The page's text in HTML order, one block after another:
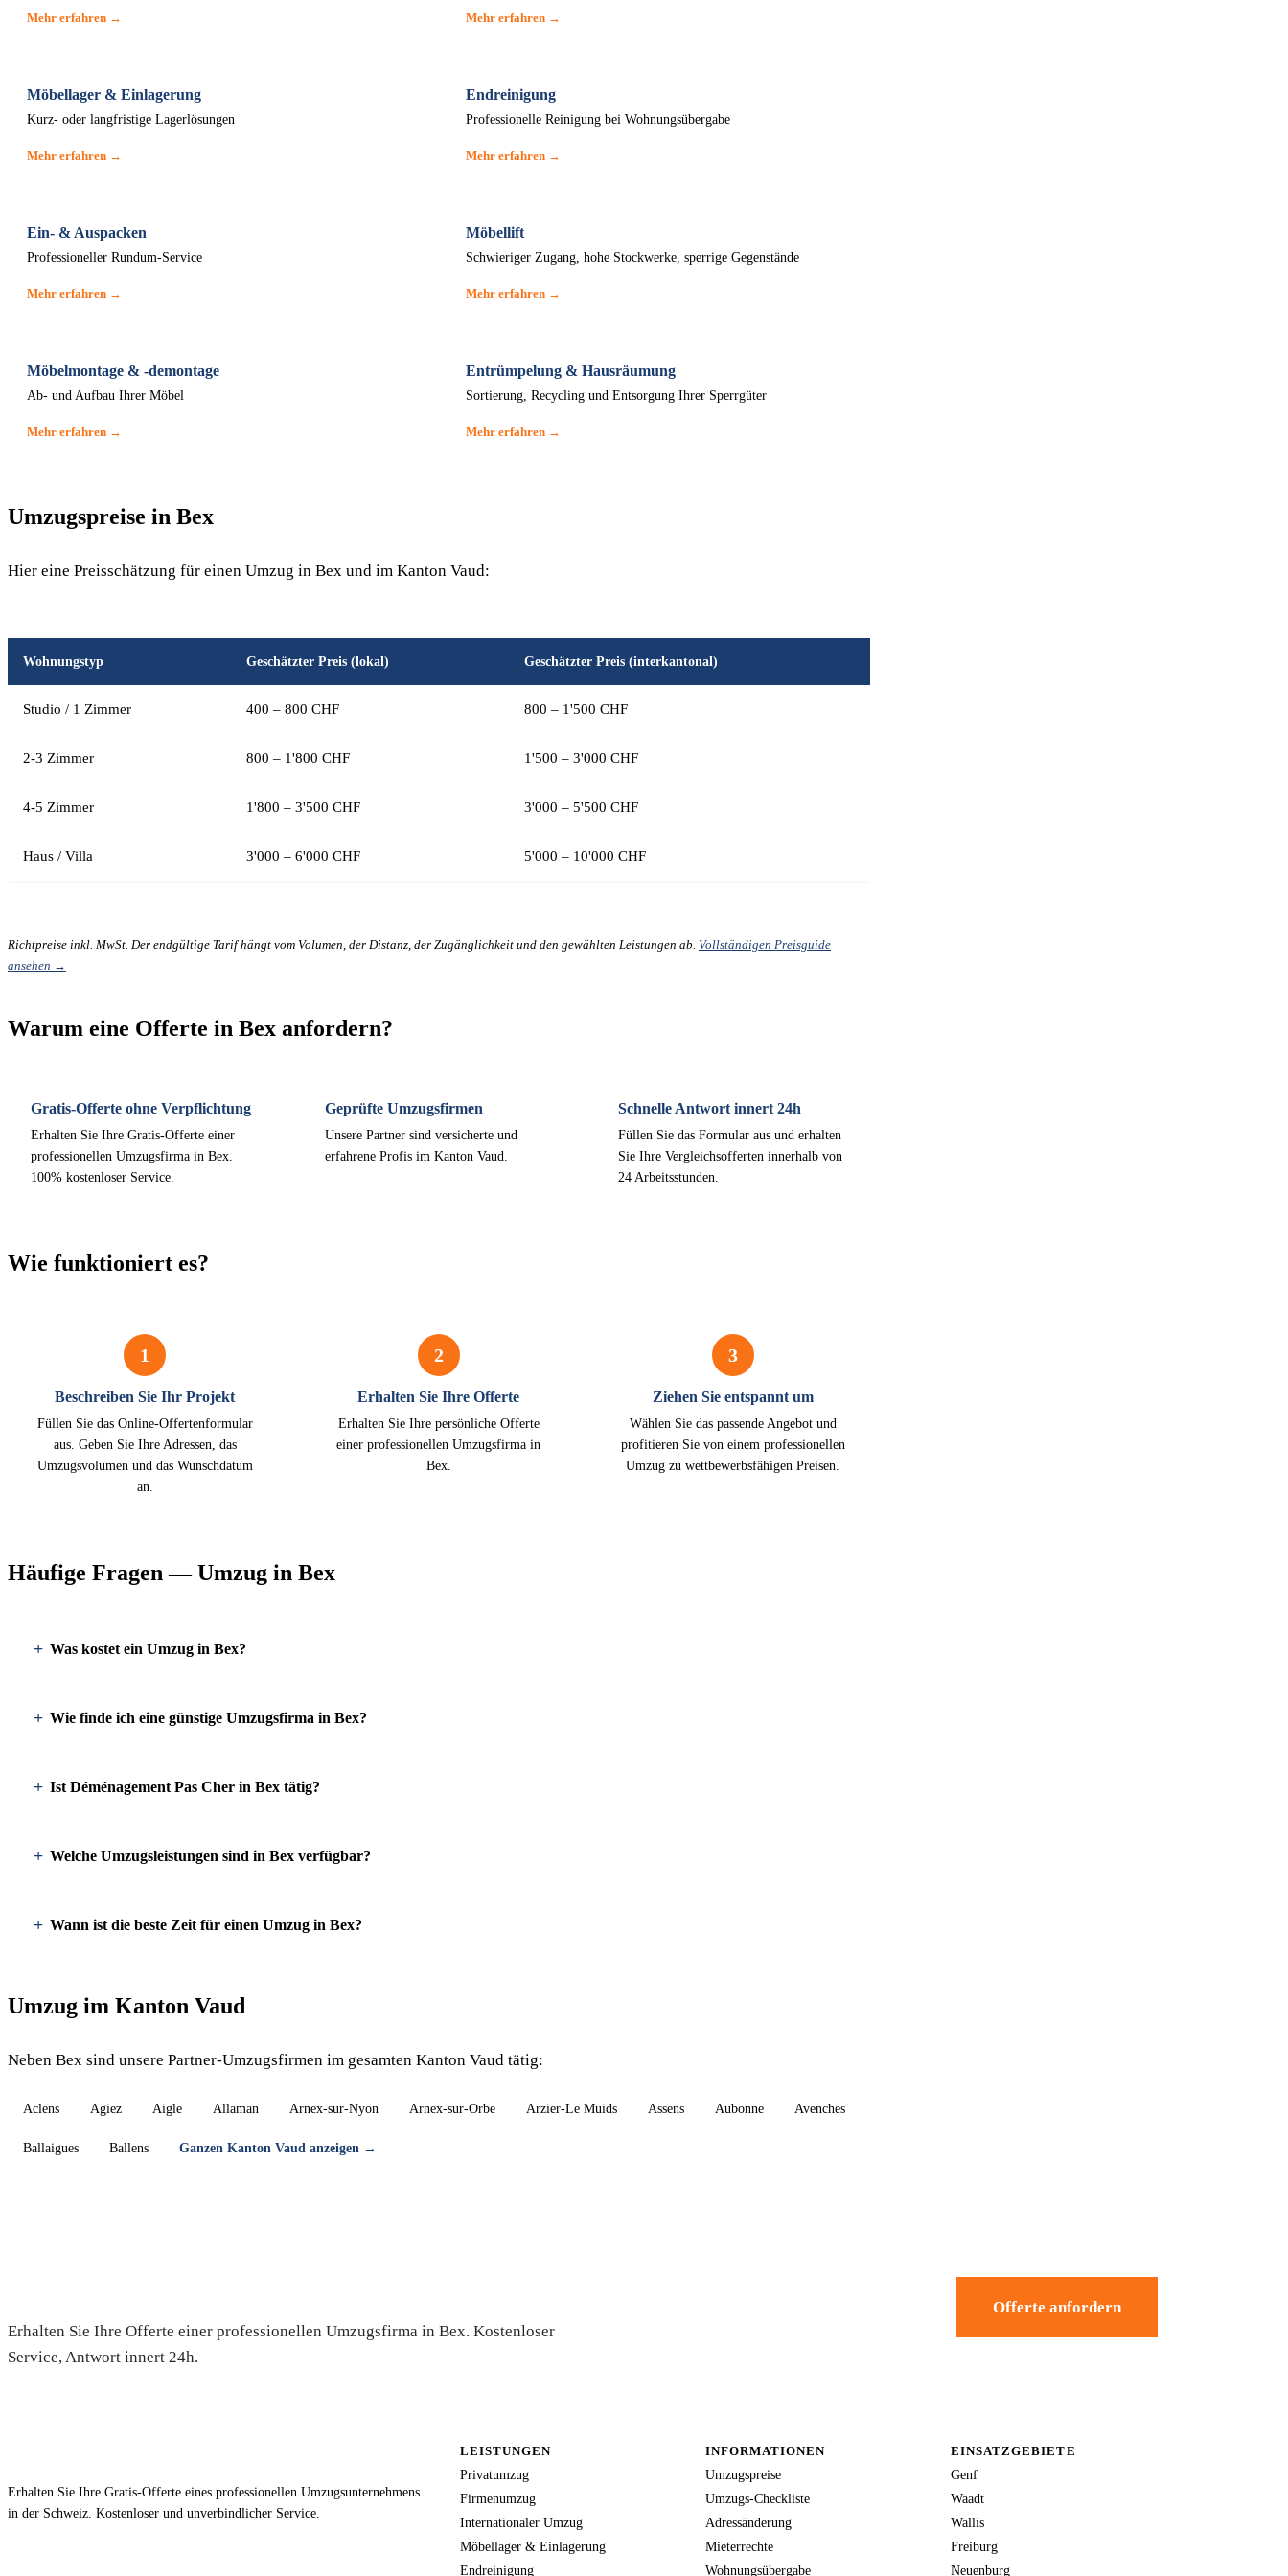
Mehr erfahren → Mehr erfahren →
Möbellager & Einlagerung
Kurz- oder langfristige Lagerlösungen
Mehr erfahren →
Endreinigung
Professionelle Reinigung bei Wohnungsübergabe
Mehr erfahren →
Ein- & Auspacken
Professioneller Rundum-Service
Mehr erfahren →
Möbellift
Schwieriger Zugang, hohe Stockwerke, sperrige Gegenstände
Mehr erfahren →
Möbelmontage & -demontage
Ab- und Aufbau Ihrer Möbel
Mehr erfahren →
Entrümpelung & Hausräumung
Sortierung, Recycling und Entsorgung Ihrer Sperrgüter
Mehr erfahren →
Umzugspreise in Bex
Hier eine Preisschätzung für einen Umzug in Bex und im Kanton Vaud:
Wohnungstyp Geschätzter Preis (lokal) Geschätzter Preis (interkantonal)
Studio / 1 Zimmer 400 – 800 CHF 800 – 1'500 CHF
2-3 Zimmer 800 – 1'800 CHF 1'500 – 3'000 CHF
4-5 Zimmer 1'800 – 3'500 CHF 3'000 – 5'500 CHF
Haus / Villa 3'000 – 6'000 CHF 5'000 – 10'000 CHF
Richtpreise inkl. MwSt. Der endgültige Tarif hängt vom Volumen, der Distanz, der Zugänglichkeit und den gewählten Leistungen ab. Vollständigen Preisguide
ansehen →
Warum eine Offerte in Bex anfordern?
Gratis-Offerte ohne Verpflichtung
Erhalten Sie Ihre Gratis-Offerte einer
professionellen Umzugsfirma in Bex.
100% kostenloser Service.
Geprüfte Umzugsfirmen
Unsere Partner sind versicherte und
erfahrene Profis im Kanton Vaud.
Schnelle Antwort innert 24h
Füllen Sie das Formular aus und erhalten
Sie Ihre Vergleichsofferten innerhalb von
24 Arbeitsstunden.
Wie funktioniert es?
1
Beschreiben Sie Ihr Projekt
Füllen Sie das Online-Offertenformular
aus. Geben Sie Ihre Adressen, das
Umzugsvolumen und das Wunschdatum
an.
2
Erhalten Sie Ihre Offerte
Erhalten Sie Ihre persönliche Offerte
einer professionellen Umzugsfirma in
Bex.
3
Ziehen Sie entspannt um
Wählen Sie das passende Angebot und
profitieren Sie von einem professionellen
Umzug zu wettbewerbsfähigen Preisen.
Häufige Fragen — Umzug in Bex
Was kostet ein Umzug in Bex?
Wie finde ich eine günstige Umzugsfirma in Bex?
Ist Déménagement Pas Cher in Bex tätig?
Welche Umzugsleistungen sind in Bex verfügbar?
Wann ist die beste Zeit für einen Umzug in Bex?
Umzug im Kanton Vaud
Neben Bex sind unsere Partner-Umzugsfirmen im gesamten Kanton Vaud tätig:
Aclens Agiez Aigle Allaman Arnex-sur-Nyon Arnex-sur-Orbe Arzier-Le Muids Assens Aubonne Avenches
Ballaigues Ballens Ganzen Kanton Vaud anzeigen →
Erhalten Sie Ihre Offerte einer professionellen Umzugsfirma in Bex. Kostenloser
Service, Antwort innert 24h.
Offerte anfordern
Erhalten Sie Ihre Gratis-Offerte eines professionellen Umzugsunternehmens
in der Schweiz. Kostenloser und unverbindlicher Service.
LEISTUNGEN
Privatumzug
Firmenumzug
Internationaler Umzug
Möbellager & Einlagerung
Endreinigung
INFORMATIONEN
Umzugspreise
Umzugs-Checkliste
Adressänderung
Mieterrechte
Wohnungsübergabe
EINSATZGEBIETE
Genf
Waadt
Wallis
Freiburg
Neuenburg